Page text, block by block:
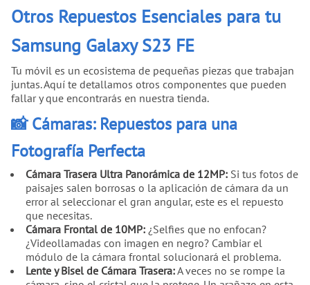
Otros Repuestos Esenciales para tu
Samsung Galaxy S23 FE
Tu móvil es un ecosistema de pequeñas piezas que trabajan
juntas. Aquí te detallamos otros componentes que pueden
fallar y que encontrarás en nuestra tienda.
📸 Cámaras: Repuestos para una
Fotografía Perfecta
Cámara Trasera Ultra Panorámica de 12MP:Si tus fotos de
paisajes salen borrosas o la aplicación de cámara da un
error al seleccionar el gran angular, este es el repuesto
que necesitas.
Cámara Frontal de 10MP:¿Selfies que no enfocan?
¿Videollamadas con imagen en negro? Cambiar el
módulo de la cámara frontal solucionará el problema.
Lente y Bisel de Cámara Trasera:A veces no se rompe la